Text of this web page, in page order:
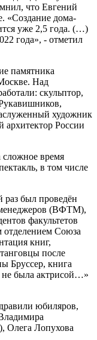
что Евгений
«Создание дома-
уже 2,5 года. (…)
года», - отметил
памятника
Над
скульптор,
художник
России
время
в том числе
раз был проведён
менеджеров (ВФТМ),
факультетов
отделением Союза
книг,
после
Бруссер, книга
была актрисой…»
юбиляров,
Олега Лопухова